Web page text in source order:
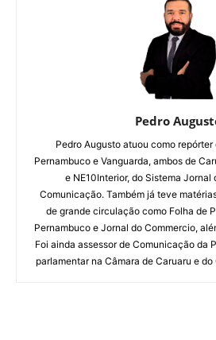
Pedro
Pedro Augusto atuou como repórter
Pernambuco e Vanguarda, ambos de
e NE10Interior, do Sistema Jornal
Comunicação. Também já teve
de grande circulação como Folha de
Pernambuco e Jornal do Commercio,
Foi ainda assessor de Comunicação da
parlamentar na Câmara de Caruaru e